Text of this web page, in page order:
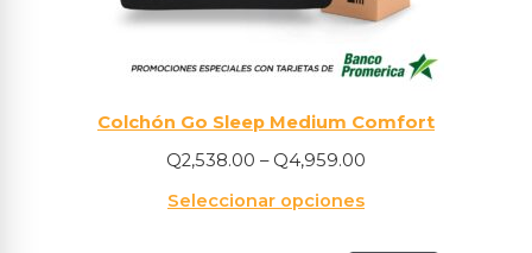
Colchón Go Sleep Medium Comfort
Q2,538.00 – Q4,959.00
Seleccionar opciones